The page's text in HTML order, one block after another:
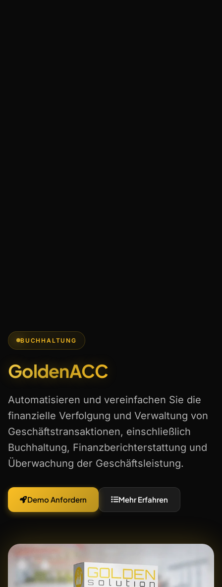
BUCHHALTUNG
GoldenACC
Automatisieren und vereinfachen Sie die
finanzielle Verfolgung und Verwaltung von
Geschäftstransaktionen, einschließlich
Buchhaltung, Finanzberichterstattung und
Überwachung der Geschäftsleistung.
Demo Anfordern Mehr Erfahren